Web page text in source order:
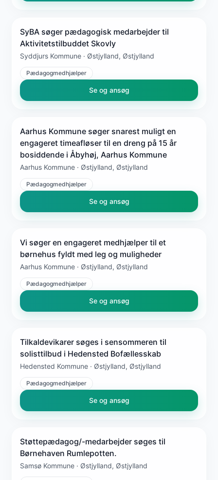
SyBA søger pædagogisk medarbejder til
Aktivitetstilbuddet Skovly
Syddjurs Kommune · Østjylland, Østjylland
Pædagogmedhjælper
Se og ansøg
Aarhus Kommune søger snarest muligt en
engageret timeafløser til en dreng på 15 år
bosiddende i Åbyhøj, Aarhus Kommune
Aarhus Kommune · Østjylland, Østjylland
Pædagogmedhjælper
Se og ansøg
Vi søger en engageret medhjælper til et
børnehus fyldt med leg og muligheder
Aarhus Kommune · Østjylland, Østjylland
Pædagogmedhjælper
Se og ansøg
Tilkaldevikarer søges i sensommeren til
solisttilbud i Hedensted Bofællesskab
Hedensted Kommune · Østjylland, Østjylland
Pædagogmedhjælper
Se og ansøg
Støttepædagog/-medarbejder søges til
Børnehaven Rumlepotten.
Samsø Kommune · Østjylland, Østjylland